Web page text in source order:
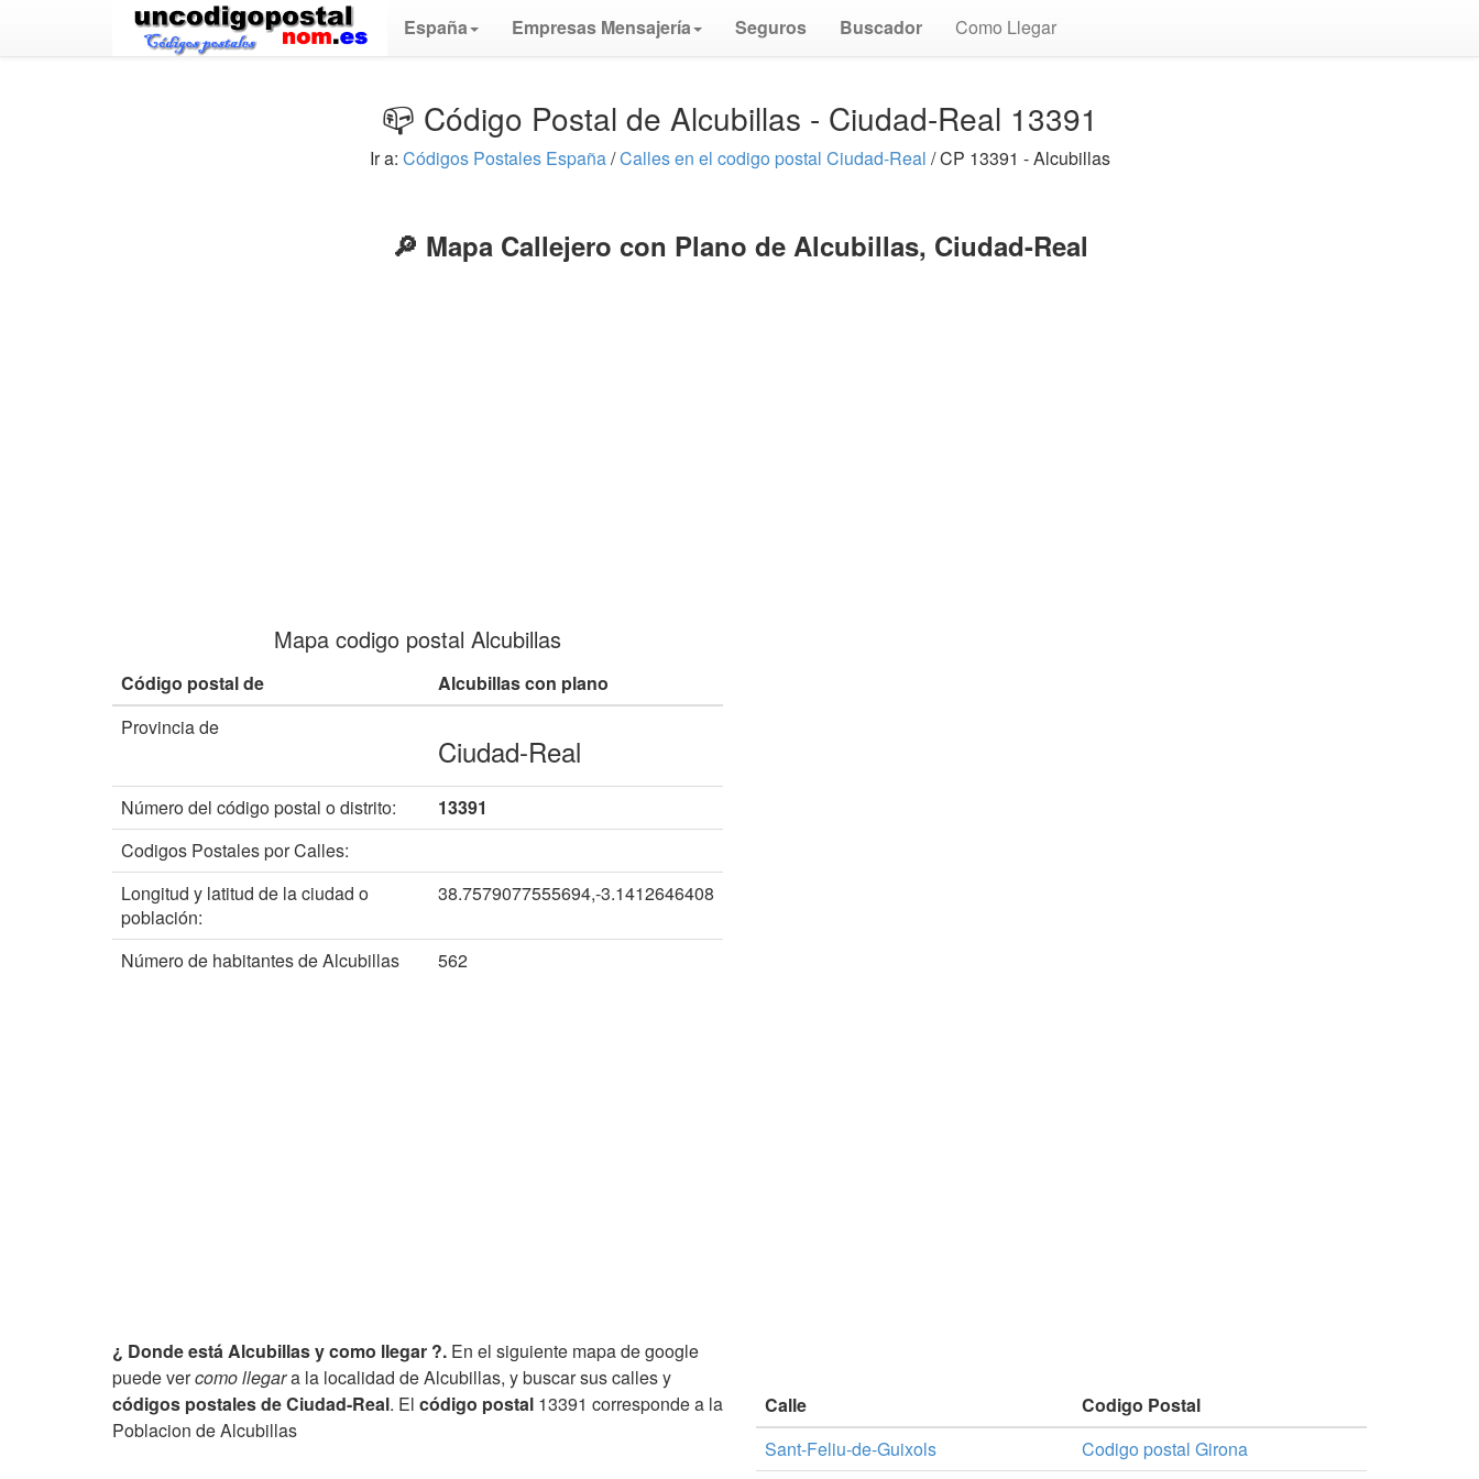
España Empresas Mensajería Seguros Buscador Como Llegar
📪 Código Postal de Alcubillas - Ciudad-Real 13391
Ir a: Códigos Postales España/Calles en el codigo postal Ciudad-Real / CP 13391 - Alcubillas
🔎 Mapa Callejero con Plano de Alcubillas, Ciudad-Real
Mapa codigo postal Alcubillas
Código postal de
Alcubillas con plano
Provincia de
Ciudad-Real
Número del código postal o distrito:
13391
Codigos Postales por Calles:
Longitud y latitud de la ciudad o
población:
38.7579077555694,-3.1412646408
Número de habitantes de Alcubillas 562
¿ Donde está Alcubillas y como llegar ?. En el siguiente mapa de google
puede vercomo llegara la localidad de Alcubillas, y buscar sus calles y
códigos postales de Ciudad-Real. El código postal 13391 corresponde a la
Poblacion de Alcubillas
Calle
Codigo Postal
Sant-Feliu-de-Guixols
Codigo postal Girona